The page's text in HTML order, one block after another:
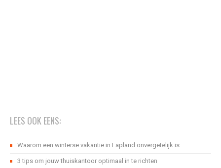
LEES OOK EENS:
Waarom een winterse vakantie in Lapland onvergetelijk is
3 tips om jouw thuiskantoor optimaal in te richten